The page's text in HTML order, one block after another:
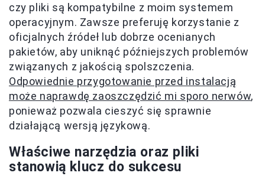
czy pliki są kompatybilne z moim systemem
operacyjnym. Zawsze preferuję korzystanie z
oficjalnych źródeł lub dobrze ocenianych
pakietów, aby uniknąć późniejszych problemów
związanych z jakością spolszczenia.
Odpowiednie przygotowanie przed instalacją
może naprawdę zaoszczędzić mi sporo nerwów,
ponieważ pozwala cieszyć się sprawnie
działającą wersją językową.
Właściwe narzędzia oraz pliki
stanowią klucz do sukcesu